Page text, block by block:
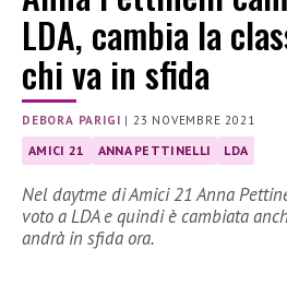
LDA, cambia la
chi va in sfida
DEBORA PARIGI | 23 NOVEMBRE 2021
AMICI 21 ANNA PETTINELLI LDA
Nel daytme di Amici 21 Anna
voto a LDA e quindi è cambiata
andrà in sfida ora.